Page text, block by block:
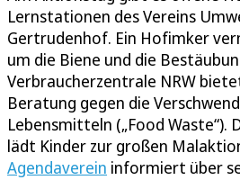
Lernstationen des Vereins
Gertrudenhof. Ein Hofimker
um die Biene und die
Verbraucherzentrale NRW
Beratung gegen die
Lebensmitteln („Food Waste“).
lädt Kinder zur großen
Agendaverein informiert über